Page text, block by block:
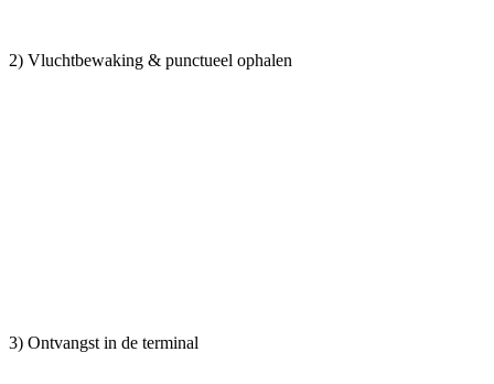
2) Vluchtbewaking & punctueel ophalen
3) Ontvangst in de terminal